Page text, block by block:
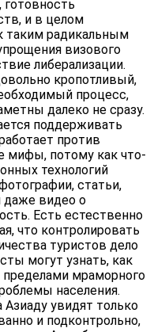
готовность
и в целом
таким радикальным
визового
либерализации.
кропотливый,
процесс,
далеко не сразу.
поддерживать
против
мифы, потому как что-
технологий
статьи,
даже видео о
Есть естественно
что контролировать
туристов дело
могут узнать, как
мраморного
населения.
увидят только
и подконтрольно,